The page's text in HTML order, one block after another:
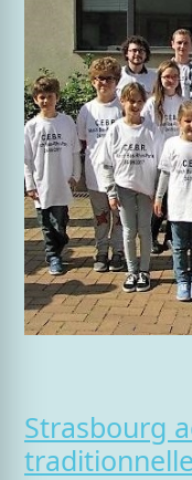
Strasbourg